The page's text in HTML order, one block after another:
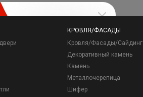
КРОВЛЯ/ФАСАДЫ
Кровля/Фасады/Сайдинг
Декоративный камень
Камень
Металлочерепица
Шифер